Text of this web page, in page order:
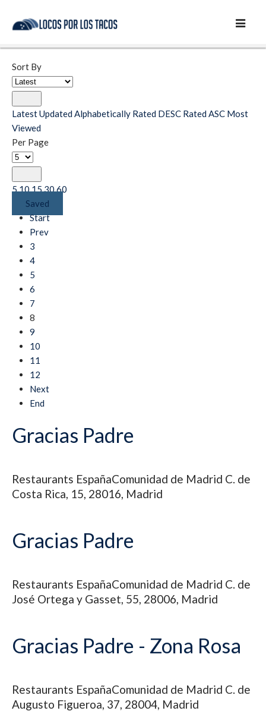
Sort By
LatestUpdatedAlphabetically Rated DESC Rated ASC Most
Viewed
Per Page
510153060
Saved
Start
Prev
3
4
5
6
7
8
9
10
11
12
Next
End
Gracias Padre
Restaurants EspañaComunidad de Madrid C. de
Costa Rica, 15, 28016, Madrid
Gracias Padre
Restaurants EspañaComunidad de Madrid C. de
José Ortega y Gasset, 55, 28006, Madrid
Gracias Padre - Zona Rosa
Restaurants EspañaComunidad de Madrid C. de
Augusto Figueroa, 37, 28004, Madrid